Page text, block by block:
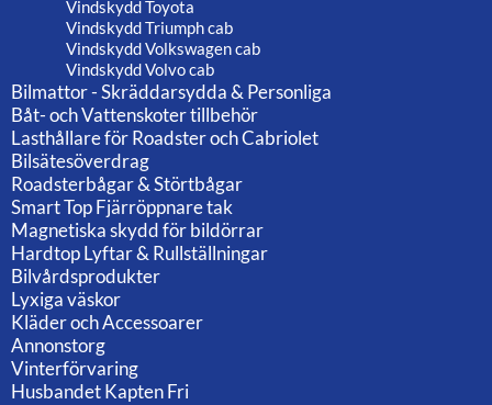
Vindskydd Toyota
Vindskydd Triumph cab
Vindskydd Volkswagen cab
Vindskydd Volvo cab
Bilmattor - Skräddarsydda & Personliga
Båt- och Vattenskoter tillbehör
Lasthållare för Roadster och Cabriolet
Bilsätesöverdrag
Roadsterbågar & Störtbågar
Smart Top Fjärröppnare tak
Magnetiska skydd för bildörrar
Hardtop Lyftar & Rullställningar
Bilvårdsprodukter
Lyxiga väskor
Kläder och Accessoarer
Annonstorg
Vinterförvaring
Husbandet Kapten Fri